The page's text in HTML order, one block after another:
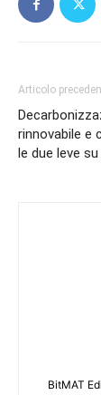
Articolo
rinnovabile e
le due leve
BitMAT